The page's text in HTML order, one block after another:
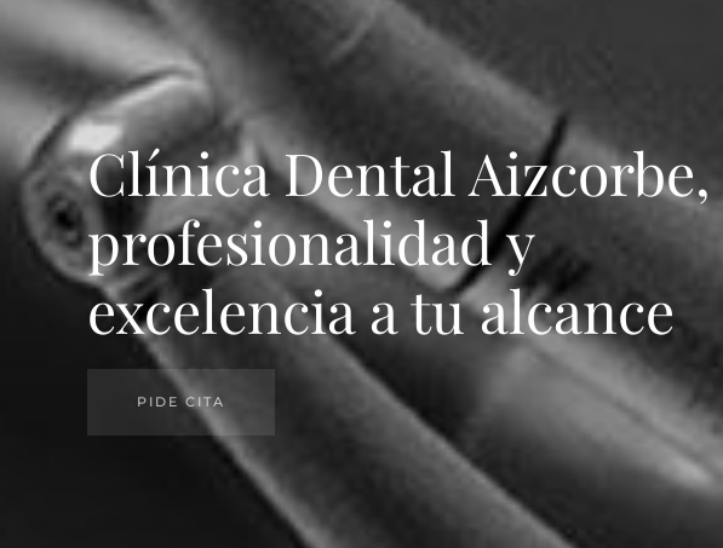
Clínica Dental Aizcorbe,
profesionalidad y
excelencia a tu alcance
PIDE CITA